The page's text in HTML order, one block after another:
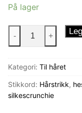
På lager
antall
- +
Kategori: Til håret
Stikkord: Hårstrikk,
silkescrunchie